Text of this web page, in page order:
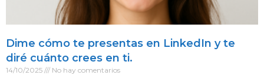
Dime cómo te presentas en LinkedIn y te
diré cuánto crees en ti.
14/10/2025 No hay comentarios